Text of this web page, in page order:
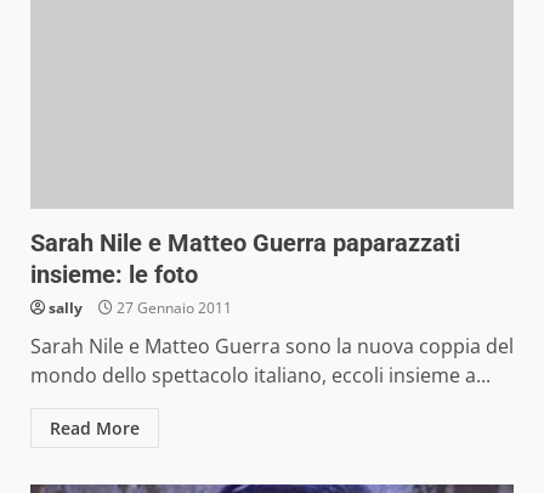
Sarah Nile e Matteo Guerra paparazzati
insieme: le foto
sally 27 Gennaio 2011
Sarah Nile e Matteo Guerra sono la nuova coppia del
mondo dello spettacolo italiano, eccoli insieme a...
Read More